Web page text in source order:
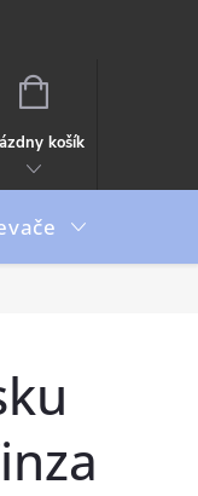
NÁKUPNÝ
košík